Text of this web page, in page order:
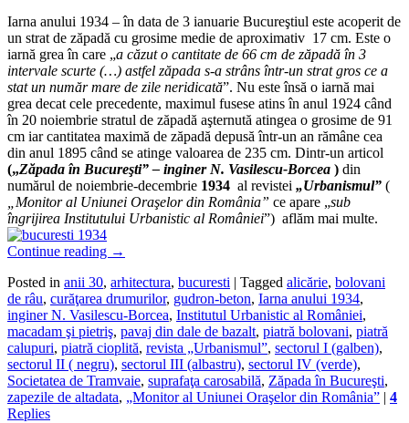
Iarna anului 1934 – în data de 3 ianuarie Bucureştiul este acoperit de
un strat de zăpadă cu grosime medie de aproximativ 17 cm. Este o
iarnă grea în care „a căzut o cantitate de 66 cm de zăpadă în 3
intervale scurte (…) astfel zăpada s-a strâns într-un strat gros ce a
stat un număr mare de zile neridicată”. Nu este însă o iarnă mai
grea decat cele precedente, maximul fusese atins în anul 1924 când
în 20 noiembrie stratul de zăpadă aşternută atingea o grosime de 91
cm iar cantitatea maximă de zăpadă depusă într-un an rămâne cea
din anul 1895 când se atinge valoarea de 235 cm. Dintr-un articol
(„Zăpada în Bucureşti” – inginer N. Vasilescu-Borcea ) din
numărul de noiembrie-decembrie 1934 al revistei „Urbanismul” (
„Monitor al Uniunei Oraşelor din România” ce apare „sub
îngrijirea Institutului Urbanistic al României”) aflăm mai multe.
Continue reading →
Posted in anii 30, arhitectura, bucuresti | Tagged alicărie, bolovani
de râu, curăţarea drumurilor, gudron-beton, Iarna anului 1934,
inginer N. Vasilescu-Borcea, Institutul Urbanistic al României,
macadam şi pietriş, pavaj din dale de bazalt, piatră bolovani, piatră
calupuri, piatră cioplită, revista „Urbanismul”, sectorul I (galben),
sectorul II ( negru), sectorul III (albastru), sectorul IV (verde),
Societatea de Tramvaie, suprafaţa carosabilă, Zăpada în Bucureşti,
zapezile de altadata, „Monitor al Uniunei Oraşelor din România” | 4
Replies